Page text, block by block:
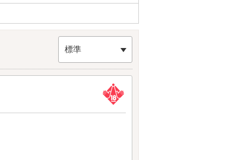
標準